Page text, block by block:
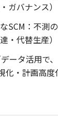
ガバナンス）
SCM：不測
・代替生産）
ータ活用で
化・計画高